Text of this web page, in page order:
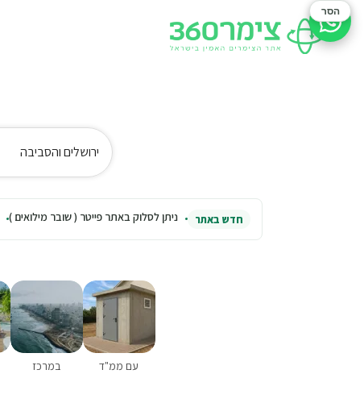
ירושלים והסביבה
חדש באתר ניתן לסלוק באתר פייטר ( שובר מילואים )
עם ממ"ד במרכז
סיוע בהזמנה
הסר